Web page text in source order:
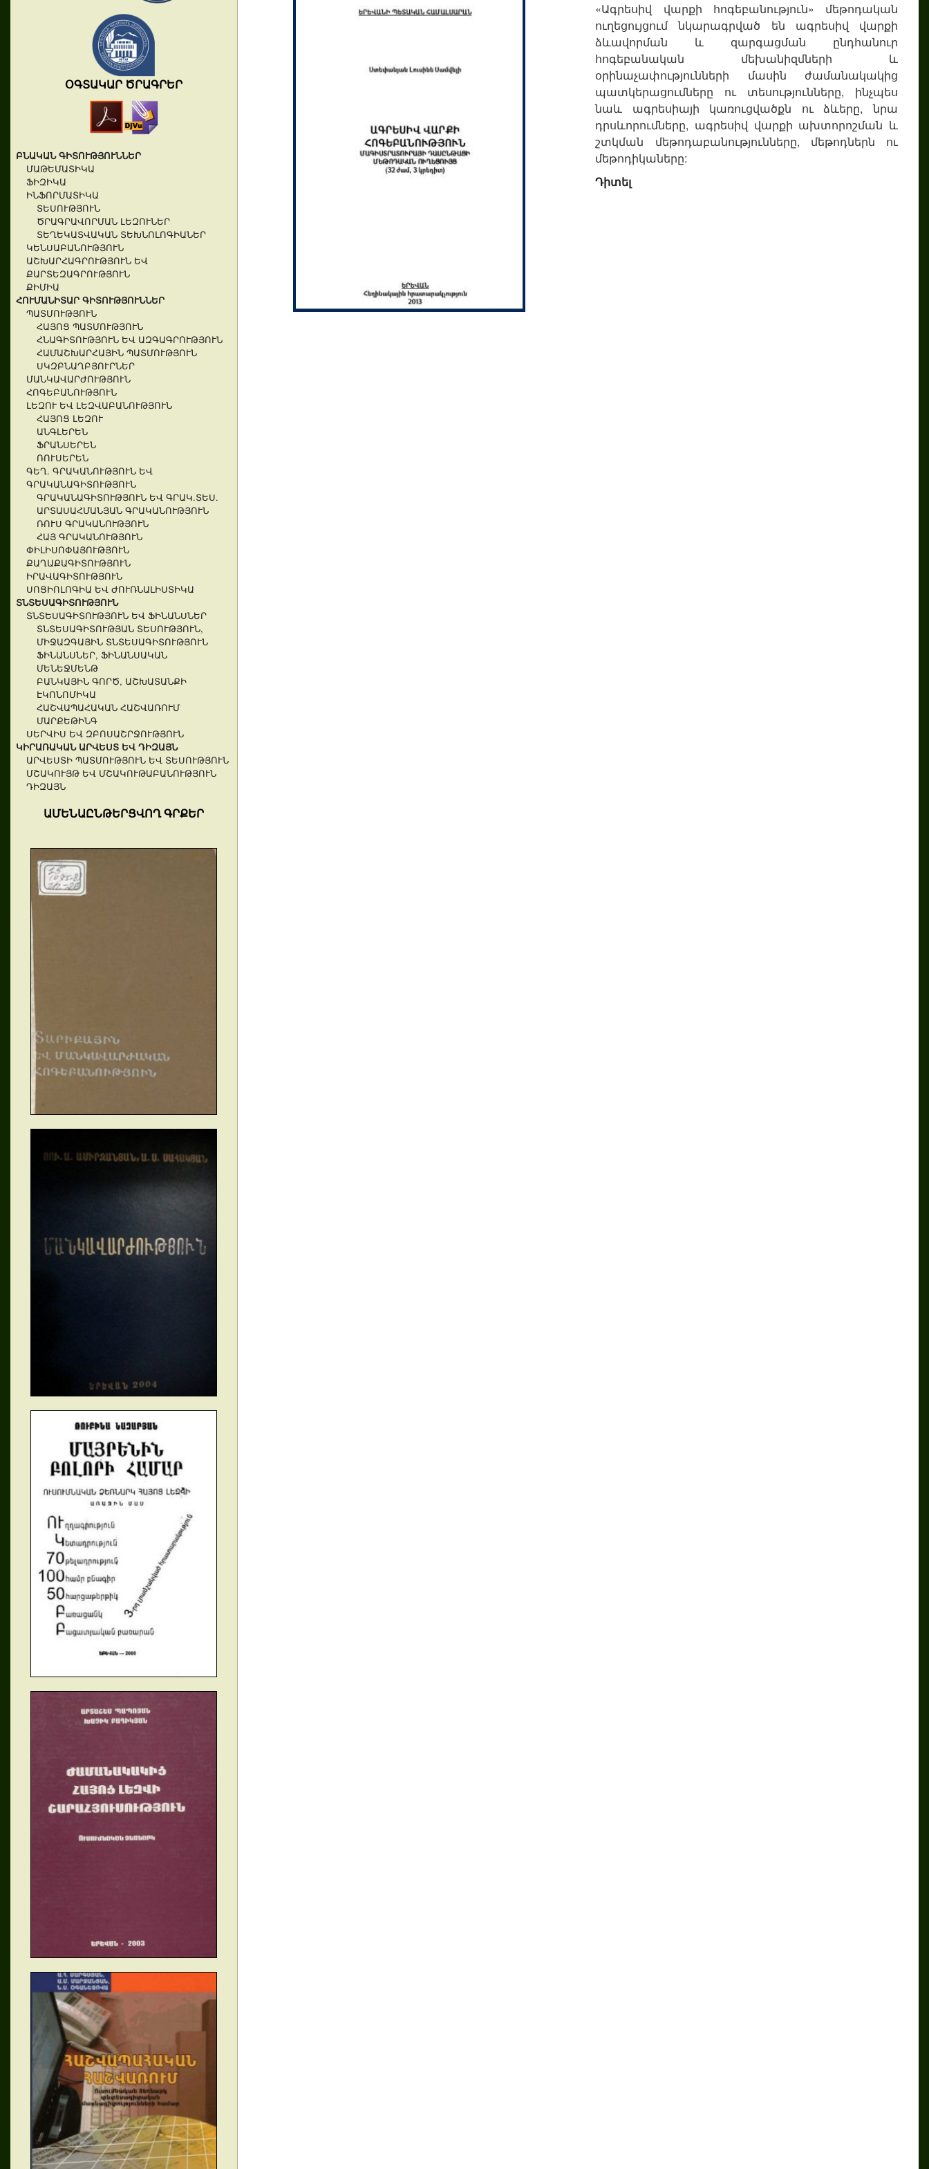
ՕԳՏԱԿԱՐ ԾՐԱԳՐԵՐ
ԲՆԱԿԱՆ ԳԻՏՈՒԹՅՈՒՆՆԵՐ
ՄԱԹԵՄԱՏԻԿԱ
ՖԻԶԻԿԱ
ԻՆՖՈՐՄԱՏԻԿԱ
ՏԵՍՈՒԹՅՈՒՆ
ԾՐԱԳՐԱՎՈՐՄԱՆ ԼԵԶՈՒՆԵՐ
ՏԵՂԵԿԱՏՎԱԿԱՆ ՏԵԽՆՈԼՈԳԻԱՆԵՐ
ԿԵՆՍԱԲԱՆՈՒԹՅՈՒՆ
ԱՇԽԱՐՀԱԳՐՈՒԹՅՈՒՆ ԵՎ
ՔԱՐՏԵԶԱԳՐՈՒԹՅՈՒՆ
ՔԻՄԻԱ
ՀՈՒՄԱՆԻՏԱՐ ԳԻՏՈՒԹՅՈՒՆՆԵՐ
ՊԱՏՄՈՒԹՅՈՒՆ
ՀԱՅՈՑ ՊԱՏՄՈՒԹՅՈՒՆ
ՀՆԱԳԻՏՈՒԹՅՈՒՆ ԵՎ ԱԶԳԱԳՐՈՒԹՅՈՒՆ
ՀԱՄԱՇԽԱՐՀԱՅԻՆ ՊԱՏՄՈՒԹՅՈՒՆ
ՍԿԶԲՆԱՂԲՅՈՒՐՆԵՐ
ՄԱՆԿԱՎԱՐԺՈՒԹՅՈՒՆ
ՀՈԳԵԲԱՆՈՒԹՅՈՒՆ
ԼԵԶՈՒ ԵՎ ԼԵԶՎԱԲԱՆՈՒԹՅՈՒՆ
ՀԱՅՈՑ ԼԵԶՈՒ
ԱՆԳԼԵՐԵՆ
ՖՐԱՆՍԵՐԵՆ
ՌՈՒՍԵՐԵՆ
ԳԵՂ. ԳՐԱԿԱՆՈՒԹՅՈՒՆ ԵՎ
ԳՐԱԿԱՆԱԳԻՏՈՒԹՅՈՒՆ
ԳՐԱԿԱՆԱԳԻՏՈՒԹՅՈՒՆ ԵՎ ԳՐԱԿ.ՏԵՍ.
ԱՐՏԱՍԱՀՄԱՆՅԱՆ ԳՐԱԿԱՆՈՒԹՅՈՒՆ
ՌՈՒՍ ԳՐԱԿԱՆՈՒԹՅՈՒՆ
ՀԱՅ ԳՐԱԿԱՆՈՒԹՅՈՒՆ
ՓԻԼԻՍՈՓԱՅՈՒԹՅՈՒՆ
ՔԱՂԱՔԱԳԻՏՈՒԹՅՈՒՆ
ԻՐԱՎԱԳԻՏՈՒԹՅՈՒՆ
ՍՈՑԻՈԼՈԳԻԱ ԵՎ ԺՈՒՌՆԱԼԻՍՏԻԿԱ
ՏՆՏԵՍԱԳԻՏՈՒԹՅՈՒՆ
ՏՆՏԵՍԱԳԻՏՈՒԹՅՈՒՆ ԵՎ ՖԻՆԱՆՍՆԵՐ
ՏՆՏԵՍԱԳԻՏՈՒԹՅԱՆ ՏԵՍՈՒԹՅՈՒՆ,
ՄԻՋԱԶԳԱՅԻՆ ՏՆՏԵՍԱԳԻՏՈՒԹՅՈՒՆ
ՖԻՆԱՆՍՆԵՐ, ՖԻՆԱՆՍԱԿԱՆ
ՄԵՆԵՋՄԵՆԹ
ԲԱՆԿԱՅԻՆ ԳՈՐԾ, ԱՇԽԱՏԱՆՔԻ
ԷԿՈՆՈՄԻԿԱ
ՀԱՇՎԱՊԱՀԱԿԱՆ ՀԱՇՎԱՌՈՒՄ
ՄԱՐՔԵԹԻՆԳ
ՍԵՐՎԻՍ ԵՎ ԶԲՈՍԱՇՐՋՈՒԹՅՈՒՆ
ԿԻՐԱՌԱԿԱՆ ԱՐՎԵՍՏ ԵՎ ԴԻԶԱՅՆ
ԱՐՎԵՍՏԻ ՊԱՏՄՈՒԹՅՈՒՆ ԵՎ ՏԵՍՈՒԹՅՈՒՆ
ՄՇԱԿՈՒՅԹ ԵՎ ՄՇԱԿՈՒԹԱԲԱՆՈՒԹՅՈՒՆ
ԴԻԶԱՅՆ
ԱՄԵՆԱԸՆԹԵՐՑՎՈՂ ԳՐՔԵՐ
«Ագրեսիվ վարքի հոգեբանություն» մեթոդական
ուղեցույցում նկարագրված են ագրեսիվ վարքի
ձևավորման և զարգացման ընդհանուր
հոգեբանական մեխանիզմների և
օրինաչափությունների մասին ժամանակակից
պատկերացումները ու տեսությունները, ինչպես
նաև ագրեսիայի կառուցվածքն ու ձևերը, նրա
դրսևորումները, ագրեսիվ վարքի ախտորոշման և
շտկման մեթոդաբանությունները, մեթոդներն ու
մեթոդիկաները:
Դիտել